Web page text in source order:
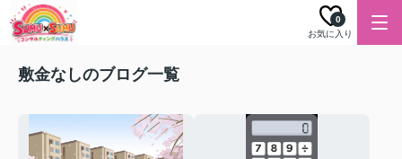
お気に入り
0
敷金なしのブログ一覧